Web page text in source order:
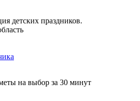
детских праздников.
на выбор за 30 минут